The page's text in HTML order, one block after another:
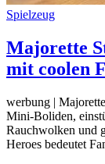
Spielzeug
Majorette
mit coolen
werbung |
Mini-Boliden,
Rauchwolken und
Heroes bedeutet